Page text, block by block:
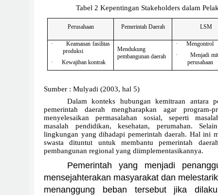
Tabel 2 Kepentingan Stakeholders dalam
Perusahaan Pemerintah Daerah LSM
·
Keamanan fasilitas
produksi
·
Kewajiban kontrak
Mendukung
pembangunan daerah
·
Mengontrol
·
Menjadi
perusahaan
Sumber : Mulyadi (2003, hal 5)
Dalam konteks hubungan kemitraan antara
pemerintah daerah mengharapkan agar program-
menyelesaikan permasalahan sosial, seperti
masalah pendidikan, kesehatan, perumahan.
lingkungan yang dihadapi pemerintah daerah. Hal ini
swasta dituntut untuk membantu pemerintah
pembangunan regional yang diimplementasikannya.
Pemerintah yang menjadi
mensejahterakan masyarakat dan
menanggung beban tersebut jika